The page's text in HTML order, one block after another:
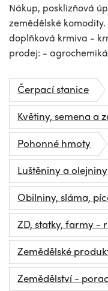
Nákup, posklizňová
zemědělské
doplňková krmiva -
prodej: -
Čerpací stanice
Květiny, semena a
Pohonné hmoty
Luštěniny a olejniny
Obilniny, sláma,
ZD, statky, farmy -
Zemědělské
Zemědělství -